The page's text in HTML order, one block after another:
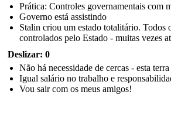
Prática: Controles governamentais com
Governo está assistindo
Stalin criou um estado totalitário. Todos
controlados pelo Estado - muitas vezes
Deslizar: 0
Não há necessidade de cercas - esta
Igual salário no trabalho e
Vou sair com os meus amigos!